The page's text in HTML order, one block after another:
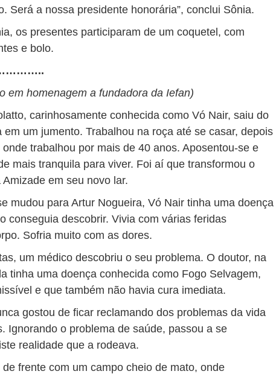
Será a nossa presidente honorária”, conclui Sônia.
os presentes participaram de um coquetel, com
e bolo.
em homenagem a fundadora da Iefan)
carinhosamente conhecida como Vó Nair, saiu do
em um jumento. Trabalhou na roça até se casar, depois
trabalhou por mais de 40 anos. Aposentou-se e
mais tranquila para viver. Foi aí que transformou o
em seu novo lar.
mudou para Artur Nogueira, Vó Nair tinha uma doença
conseguia descobrir. Vivia com várias feridas
Sofria muito com as dores.
um médico descobriu o seu problema. O doutor, na
tinha uma doença conhecida como Fogo Selvagem,
e que também não havia cura imediata.
gostou de ficar reclamando dos problemas da vida
Ignorando o problema de saúde, passou a se
realidade que a rodeava.
frente com um campo cheio de mato, onde